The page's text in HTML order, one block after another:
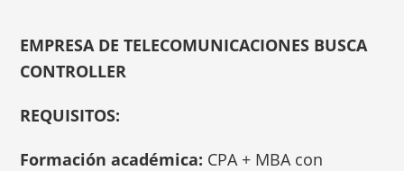
EMPRESA DE TELECOMUNICACIONES BUSCA
CONTROLLER
REQUISITOS:
Formación académica: CPA + MBA con